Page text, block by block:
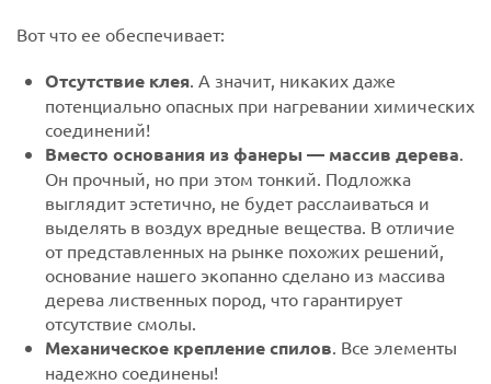
Вот что ее обеспечивает:
Отсутствие клея . А значит, никаких даже
потенциально опасных при нагревании химических
соединений!
Вместо основания из фанеры — массив дерева
Он прочный, но при этом тонкий. Подложка
выглядит эстетично, не будет расслаиваться и
выделять в воздух вредные вещества. В отличие
от представленных на рынке похожих решений,
основание нашего экопанно сделано из массива
дерева лиственных пород, что гарантирует
отсутствие смолы.
Механическое крепление спилов . Все элементы
надежно соединены!